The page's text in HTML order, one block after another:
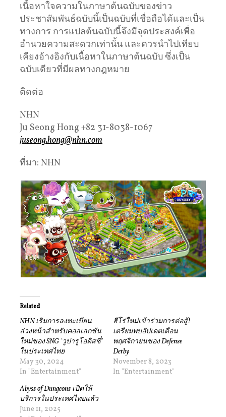
เนื้อหาใจความในภาษาต้นฉบับของข่าว
ประชาสัมพันธ์ฉบับนี้เป็นฉบับที่เชื่อถือได้และเป็น
ทางการ การแปลต้นฉบับนี้จึงมีจุดประสงค์เพื่อ
อำนวยความสะดวกเท่านั้น และควรนำไปเทียบ
เคียงอ้างอิงกับเนื้อหาในภาษาต้นฉบับ ซึ่งเป็น
ฉบับเดียวที่มีผลทางกฎหมาย
ติดต่อ
NHN
Ju Seong Hong +82 31-8038-1067
juseong.hong@nhn.com
ที่มา: NHN
Related
NHN เริ่มการลงทะเบียน
ล่วงหน้าสำหรับคอลเลกชัน
ใหม่ของ SNG ‘วูปารูโอดิสซี่’
ในประเทศไทย
May 30, 2024
In "Entertainment"
ฮีโร่ใหม่เข้าร่วมการต่อสู้!
เตรียมพบอัปเดตเดือน
พฤศจิกายนของ Defense
Derby
November 8, 2023
In "Entertainment"
Abyss of Dungeons เปิดให้
บริการในประเทศไทยแล้ว
June 11, 2025